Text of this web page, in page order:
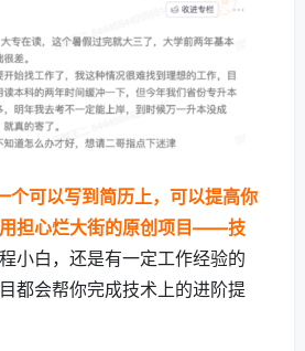
个可以写到简历上，可以提高你
担心烂大街的原创项目——技
小白，还是有一定工作经验的
都会帮你完成技术上的进阶提